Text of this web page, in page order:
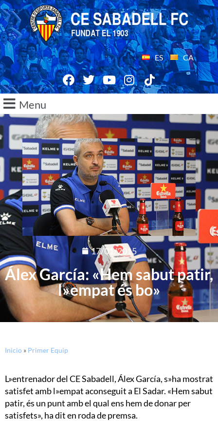
ES CA
Menu
17/01/2015
Álex García: «Hem sabut patir,
l»empat és bo»
Inicio » Primer Equip
L»entrenador del CE Sabadell, Álex García, s»ha mostrat
satisfet amb l»empat aconseguit a El Sadar. «Hem sabut
patir, és un punt amb el qual ens hem de donar per
satisfets», ha dit en roda de premsa.